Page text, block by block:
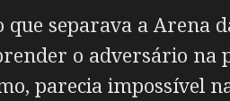
separava a Arena
o adversário na
parecia impossível